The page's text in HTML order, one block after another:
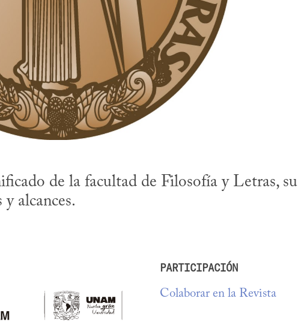
de la facultad de Filosofía y Letras, su
alcances.
PARTICIPACIÓN
Colaborar en la Revista